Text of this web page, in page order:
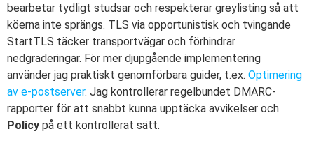
bearbetar tydligt studsar och respekterar greylisting så att
köerna inte sprängs. TLS via opportunistisk och tvingande
StartTLS täcker transportvägar och förhindrar
nedgraderingar. För mer djupgående implementering
använder jag praktiskt genomförbara guider, t.ex. Optimering
av e-postserver. Jag kontrollerar regelbundet DMARC-
rapporter för att snabbt kunna upptäcka avvikelser och
Policy på ett kontrollerat sätt.